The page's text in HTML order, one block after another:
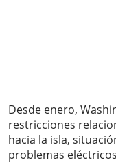
Desde enero,
restricciones
hacia la isla,
problemas